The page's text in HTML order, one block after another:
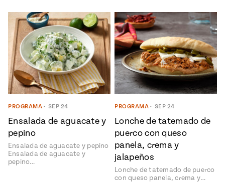
la
temporada
de maíz
Pati’s
Mexican
Table
Temporada
14
Mexico
City
Pati Jinich
Explores
Panamericana
La Frontera
de la
of
Local
PROGRAMA • SEP 24
Ensalada de aguacate y
pepino
Ensalada de aguacate y pepino
Ensalada de aguacate y
pepino…
PROGRAMA • SEP 24
Lonche de tatemado de
puerco con queso
panela, crema y
jalapeños
Lonche de tatemado de puerco
con queso panela, crema y…